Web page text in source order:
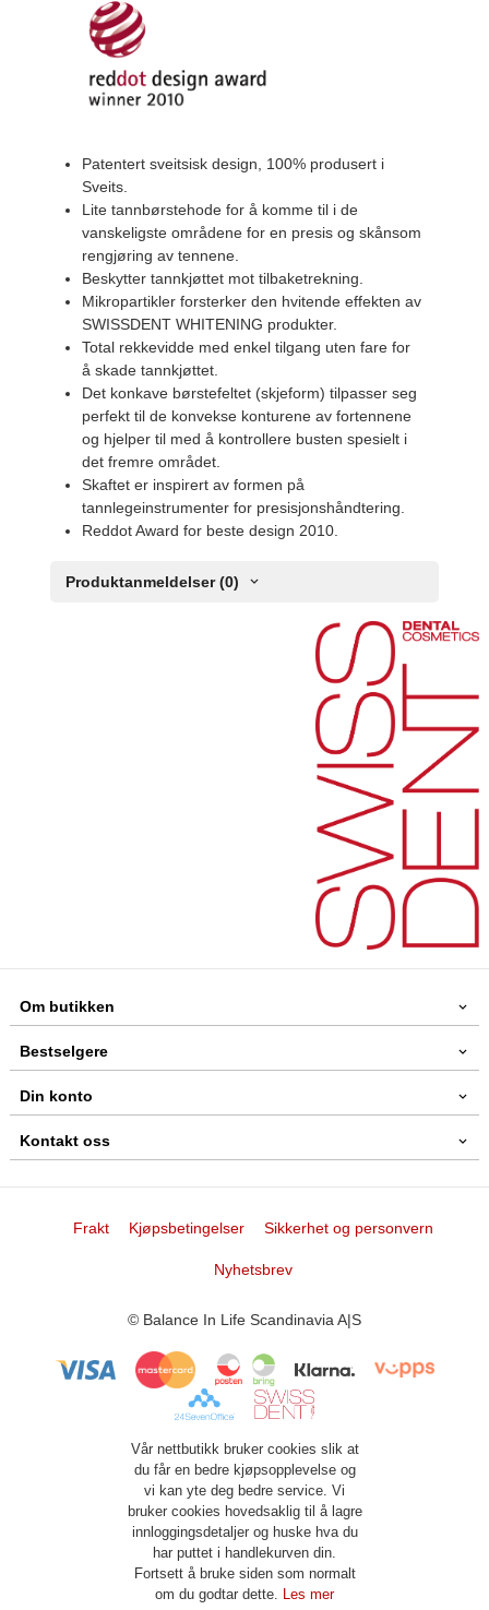
Patentert sveitsisk design, 100% produsert i
Sveits.
Lite tannbørstehode for å komme til i de
vanskeligste områdene for en presis og skånsom
rengjøring av tennene.
Beskytter tannkjøttet mot tilbaketrekning.
Mikropartikler forsterker den hvitende effekten av
SWISSDENT WHITENING produkter.
Total rekkevidde med enkel tilgang uten fare for
å skade tannkjøttet.
Det konkave børstefeltet (skjeform) tilpasser seg
perfekt til de konvekse konturene av fortennene
og hjelper til med å kontrollere busten spesielt i
det fremre området.
Skaftet er inspirert av formen på
tannlegeinstrumenter for presisjonshåndtering.
Reddot Award for beste design 2010.
Produktanmeldelser (0)
Om butikken
Bestselgere
Din konto
Kontakt oss
Frakt Kjøpsbetingelser Sikkerhet og personvern
Nyhetsbrev
© Balance In Life Scandinavia A|S
Vår nettbutikk bruker cookies slik at
du får en bedre kjøpsopplevelse og
vi kan yte deg bedre service. Vi
bruker cookies hovedsaklig til å lagre
innloggingsdetaljer og huske hva du
har puttet i handlekurven din.
Fortsett å bruke siden som normalt
om du godtar dette. Les mer